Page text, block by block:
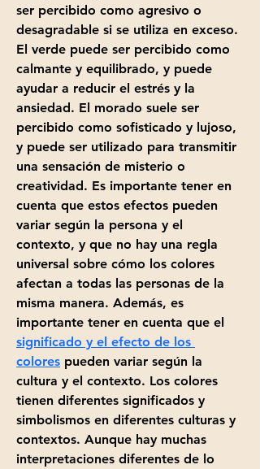
ser percibido como agresivo o
desagradable si se utiliza en exceso.
El verde puede ser percibido como
calmante y equilibrado, y puede
ayudar a reducir el estrés y la
ansiedad. El morado suele ser
percibido como sofisticado y lujoso,
y puede ser utilizado para transmitir
una sensación de misterio o
creatividad. Es importante tener en
cuenta que estos efectos pueden
variar según la persona y el
contexto, y que no hay una regla
universal sobre cómo los colores
afectan a todas las personas de la
misma manera. Además, es
importante tener en cuenta que el
significado y el efecto de los
colores pueden variar según la
cultura y el contexto. Los colores
tienen diferentes significados y
simbolismos en diferentes culturas y
contextos. Aunque hay muchas
interpretaciones diferentes de lo